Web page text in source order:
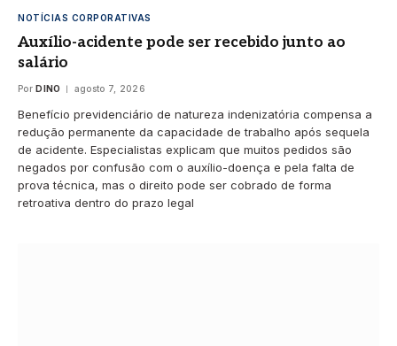
NOTÍCIAS CORPORATIVAS
Auxílio-acidente pode ser recebido junto ao
salário
Por DINO agosto 7, 2026
Benefício previdenciário de natureza indenizatória compensa a
redução permanente da capacidade de trabalho após sequela
de acidente. Especialistas explicam que muitos pedidos são
negados por confusão com o auxílio-doença e pela falta de
prova técnica, mas o direito pode ser cobrado de forma
retroativa dentro do prazo legal